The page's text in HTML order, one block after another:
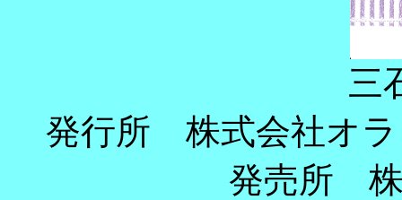
三
発行所 株式会社オ
発売所 株